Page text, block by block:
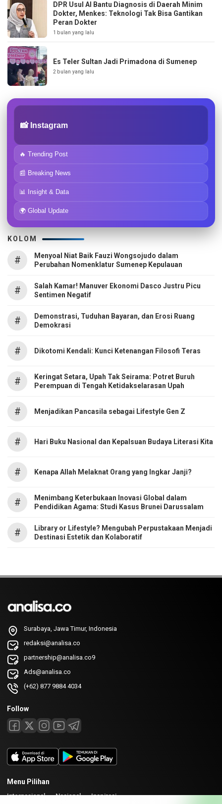
DPR Usul AI Bantu Diagnosis di Daerah Minim
Dokter, Menkes: Teknologi Tak Bisa Gantikan
Peran Dokter
1 bulan yang lalu
Es Teler Sultan Jadi Primadona di Sumenep
2 bulan yang lalu
📸 Instagram
🔥 Trending Post
📰 Breaking News
📊 Insight & Data
🌍 Global Update
KOLOM
#
Menyoal Niat Baik Fauzi Wongsojudo dalam
Perubahan Nomenklatur Sumenep Kepulauan
#
Salah Kamar! Manuver Ekonomi Dasco Justru Picu
Sentimen Negatif
#
Demonstrasi, Tuduhan Bayaran, dan Erosi Ruang
Demokrasi
# Dikotomi Kendali: Kunci Ketenangan Filosofi Teras
#
Keringat Setara, Upah Tak Seirama: Potret Buruh
Perempuan di Tengah Ketidakselarasan Upah
# Menjadikan Pancasila sebagai Lifestyle Gen Z
# Hari Buku Nasional dan Kepalsuan Budaya Literasi Kita
# Kenapa Allah Melaknat Orang yang Ingkar Janji?
#
Menimbang Keterbukaan Inovasi Global dalam
Pendidikan Agama: Studi Kasus Brunei Darussalam
#
Library or Lifestyle? Mengubah Perpustakaan Menjadi
Destinasi Estetik dan Kolaboratif
Surabaya, Jawa Timur, Indonesia
redaksi@analisa.co
partnership@analisa.co9
Ads@analisa.co
(+62) 877 9884 4034
Follow
Menu Pilihan
Internasional Nasional Inspirasi